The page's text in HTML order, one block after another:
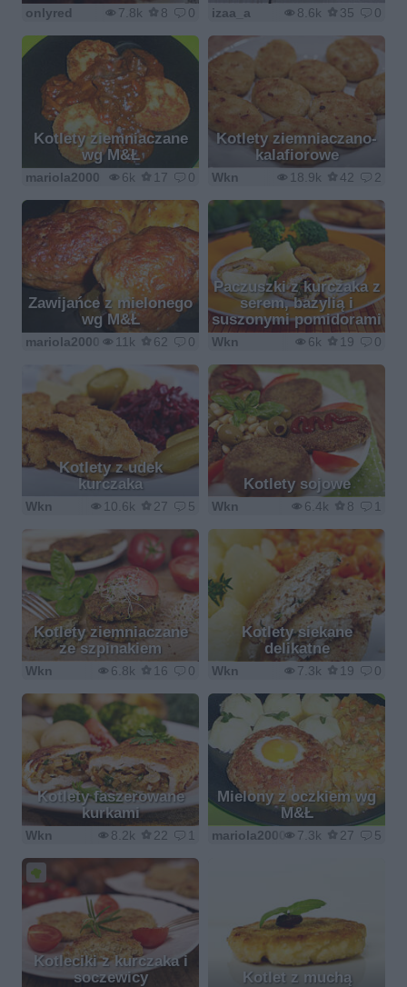
7.8k 8 0
onlyred 8.6k 35 0
izaa_a
Kotlety ziemniaczane
wg M&Ł
6k 17 0
mariola2000
Kotlety ziemniaczano-
kalafiorowe
18.9k 42 2
Wkn
Zawijańce z mielonego
wg M&Ł
11k 62 0
mariola2000
Paczuszki z kurczaka z
serem, bazylią i
suszonymi pomidorami
6k 19 0
Wkn
Kotlety z udek
kurczaka
10.6k 27 5
Wkn
Kotlety sojowe
6.4k 8 1
Wkn
Kotlety ziemniaczane
ze szpinakiem
6.8k 16 0
Wkn
Kotlety siekane
delikatne
7.3k 19 0
Wkn
Kotlety faszerowane
kurkami
8.2k 22 1
Wkn
Mielony z oczkiem wg
M&Ł
7.3k 27 5
mariola2000
Kotleciki z kurczaka i
soczewicy
Kotlet z muchą